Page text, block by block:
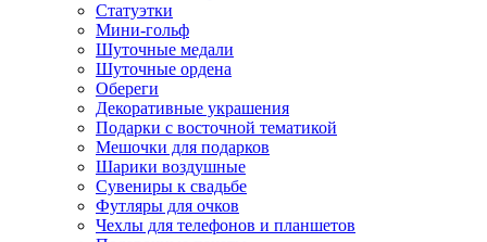
Статуэтки
Мини-гольф
Шуточные медали
Шуточные ордена
Обереги
Декоративные украшения
Подарки с восточной тематикой
Мешочки для подарков
Шарики воздушные
Сувениры к свадьбе
Футляры для очков
Чехлы для телефонов и планшетов